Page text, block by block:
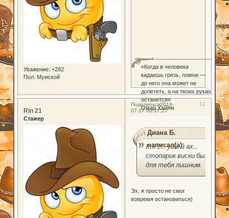
Уважение: +282
Пол: Мужской
«Когда в человека
кидаешь грязь, помни —
до него она может не
долететь, а на твоих руках
останется»
Омар Хайям
Поделиться 12
2018-
07-17 00:27:27
Rin 21
Стажер
Диана Б.
написал(а):
Rin 21, увы и ах...
стопарик виски был
для тебя лишним.
Эх, я просто не смог
вовремя остановиться)